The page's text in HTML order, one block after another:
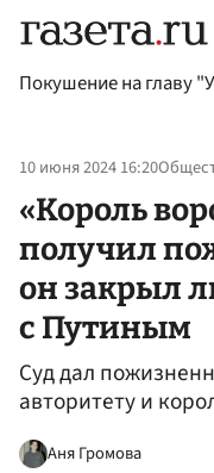
Покушение на главу
10 июня 2024 16:20
«Король
получил
он закрыл
с Путиным
Суд дал
авторитету и
Аня Громова